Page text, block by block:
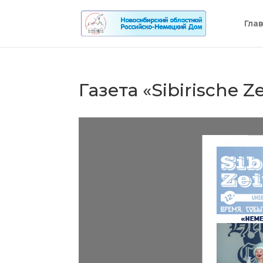
Газета «Sibirische